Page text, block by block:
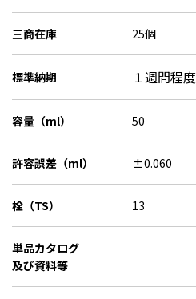
三商在庫 25個
標準納期 １週間程度
容量（ml） 50
許容誤差（ml） ±0.060
栓（TS） 13
単品カタログ
及び資料等